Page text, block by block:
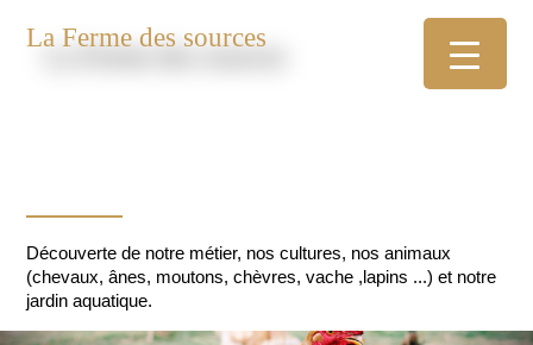
La Ferme des sources
Découverte de notre métier, nos cultures, nos animaux
(chevaux, ânes, moutons, chèvres, vache ,lapins ...) et notre
jardin aquatique.